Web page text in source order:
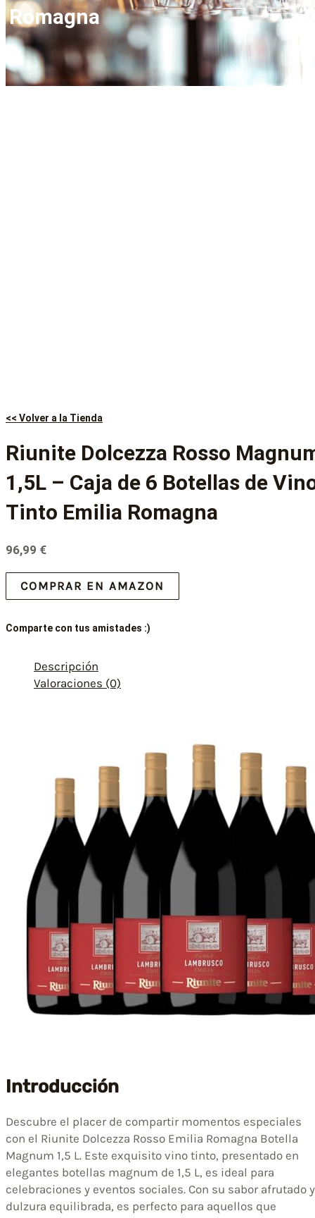
Romagna
<< Volver a la Tienda
Riunite Dolcezza Rosso
1,5L – Caja de 6 Botellas de
Tinto Emilia Romagna
96,99 €
COMPRAR EN AMAZON
Comparte con tus amistades :)
Descripción
Valoraciones (0)
Introducción
Descubre el placer de compartir momentos especiales
con el Riunite Dolcezza Rosso Emilia Romagna Botella
Magnum 1,5 L. Este exquisito vino tinto, presentado en
elegantes botellas magnum de 1,5 L, es ideal para
celebraciones y eventos sociales. Con su sabor afrutado y
dulzura equilibrada, es perfecto para aquellos que